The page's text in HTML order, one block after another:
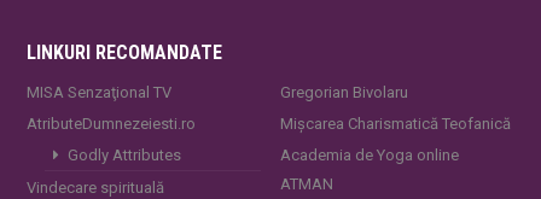
LINKURI RECOMANDATE
MISA Senzaţional TV
AtributeDumnezeiesti.ro
Godly Attributes
Vindecare spirituală
Gregorian Bivolaru
Mișcarea Charismatică Teofanică
Academia de Yoga online
ATMAN